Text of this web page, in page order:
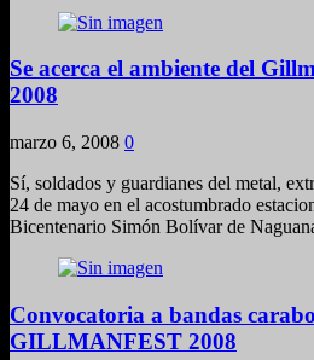
Se acerca el ambiente del
2008
marzo 6, 2008 0
Sí, soldados y guardianes del metal,
24 de mayo en el acostumbrado
Bicentenario Simón Bolívar de
Convocatoria a bandas
GILLMANFEST 2008